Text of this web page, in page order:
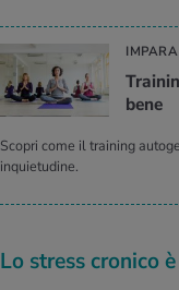
bene
Scopri come il training
inquietudine.
Lo stress cronico